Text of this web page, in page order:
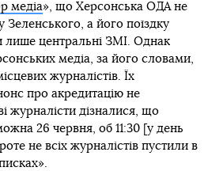
медіа», що Херсонська ОДА не
Зеленського, а його поїздку
лише центральні ЗМІ. Однак
медіа, за його словами,
журналістів. Їх
про акредитацію не
журналісти дізналися, що
26 червня, об 11:30 [у день
не всіх журналістів пустили в